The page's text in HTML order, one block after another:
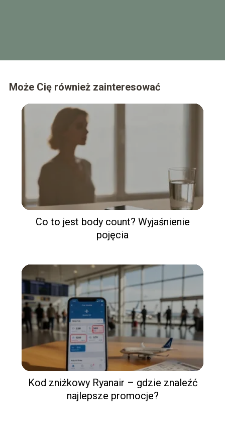
Może Cię również zainteresować
Co to jest body count? Wyjaśnienie
pojęcia
Kod zniżkowy Ryanair – gdzie znaleźć
najlepsze promocje?